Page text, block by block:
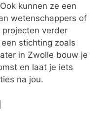
kunnen ze een
wetenschappers of
verder
stichting zoals
in Zwolle bouw je
en laat je iets
na jou.